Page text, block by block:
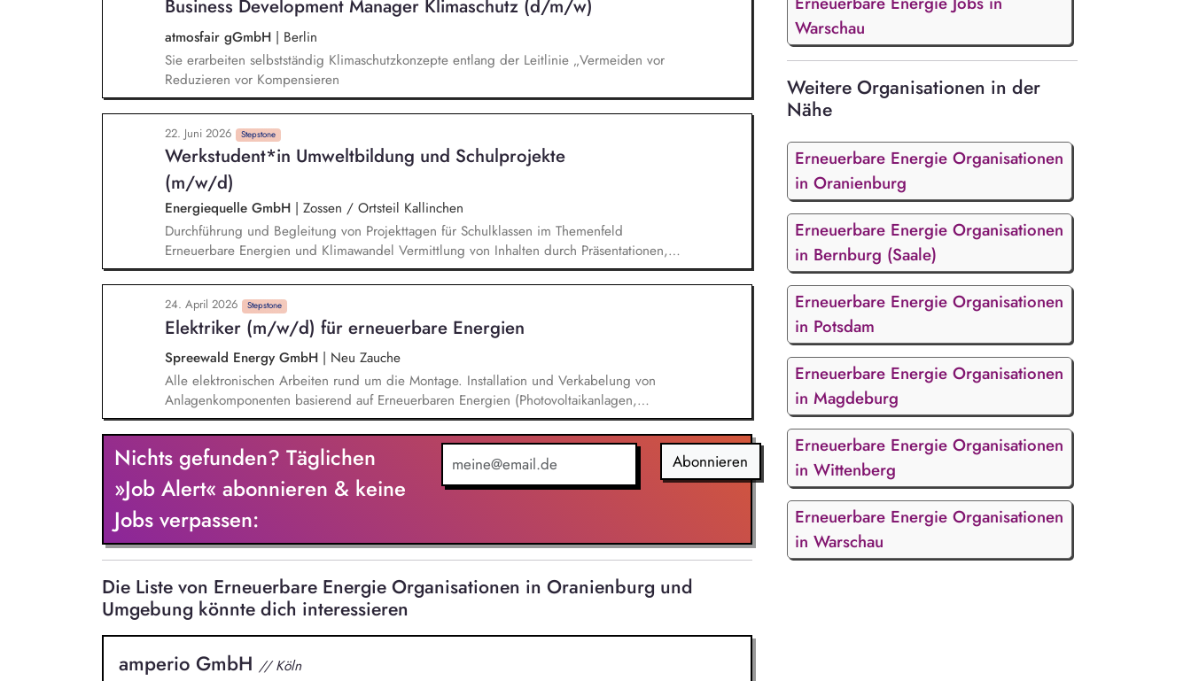
finden und den Abschluss zu sichern.
Business Development Manager Klimaschutz (d/m/w)
atmosfair gGmbH | Berlin
Sie erarbeiten selbstständig Klimaschutzkonzepte entlang der Leitlinie „Vermeiden vor
Reduzieren vor Kompensieren
22. Juni 2026 Stepstone
Werkstudent*in Umweltbildung und Schulprojekte
(m/w/d)
Energiequelle GmbH | Zossen / Ortsteil Kallinchen
Durchführung und Begleitung von Projekttagen für Schulklassen im Themenfeld
Erneuerbare Energien und Klimawandel Vermittlung von Inhalten durch Präsentationen,
spielerische Übungen und einfache Experimente Betreuung von Besuchergruppen sowie
Durchführung von Führungen in Windenergieanlagen (ohne Aufstieg) Sicherstellung eines
reibungslosen Ablaufs inkl. Vor- und Nachbereitung der Programminhalte Mitgestaltung
eines positiven und nachhaltigen Lernerlebnisses gemeinsam mit dem Team vor Ort
Erstellung von Content für Social Media zur Begleitung der Projekte und Einblicke in die
Bildungsarbeit
24. April 2026 Stepstone
Elektriker (m/w/d) für erneuerbare Energien
Spreewald Energy GmbH | Neu Zauche
Alle elektronischen Arbeiten rund um die Montage. Installation und Verkabelung von
Anlagenkomponenten basierend auf Erneuerbaren Energien (Photovoltaikanlagen,
Solarstromspeicher, Wärmepumpenanlagen, Ladestationen für E-Autos,
Blockheizkraftwerke). Überprüfung der elektrischen Anlagen und Komponenten.
Fehlerbehebung und Reparatur. Wartung und Instandhaltung. Sie führen die Abnahme
gemeinsam mit dem Kunden durch.
Nichts gefunden? Täglichen
»Job Alert« abonnieren & keine
Jobs verpassen:
Abonnieren
Die Liste von Erneuerbare Energie Organisationen in Oranienburg und
Umgebung könnte dich interessieren
amperio GmbH // Köln
Warschau
Weitere Organisationen in der
Nähe
Erneuerbare Energie Organisationen
in Oranienburg
Erneuerbare Energie Organisationen
in Bernburg (Saale)
Erneuerbare Energie Organisationen
in Potsdam
Erneuerbare Energie Organisationen
in Magdeburg
Erneuerbare Energie Organisationen
in Wittenberg
Erneuerbare Energie Organisationen
in Warschau